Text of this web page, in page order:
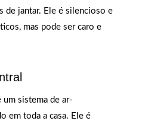
de jantar. Ele é silencioso e
mas pode ser caro e
sistema de ar-
em toda a casa. Ele é